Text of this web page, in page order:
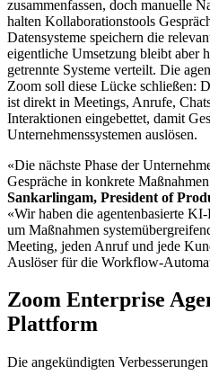
zusammenfassen, doch manuelle
halten Kollaborationstools
Datensysteme speichern die
eigentliche Umsetzung bleibt aber
getrennte Systeme verteilt. Die
Zoom soll diese Lücke schließen:
ist direkt in Meetings, Anrufe,
Interaktionen eingebettet, damit
Unternehmenssystemen auslösen.
«Die nächste Phase der
Gespräche in konkrete
Sankarlingam, President of
«Wir haben die agentenbasierte
um Maßnahmen
Meeting, jeden Anruf und jede
Auslöser für die Workflow-
Zoom Enterprise
Plattform
Die angekündigten